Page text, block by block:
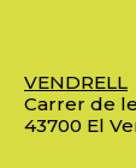
VENDRELL
Carrer de
43700 El